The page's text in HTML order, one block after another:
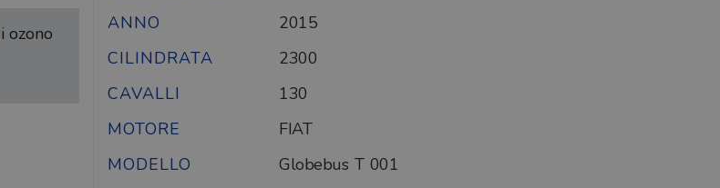
ozono
ANNO
2015
CILINDRATA
2300
CAVALLI
130
MOTORE
FIAT
MODELLO
Globebus T 001